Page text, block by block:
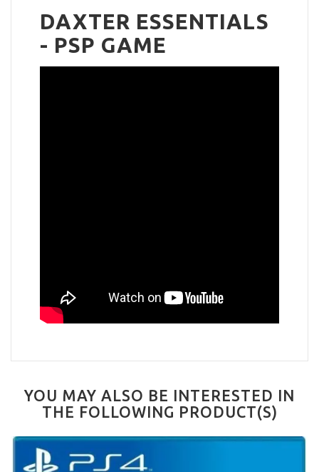
DAXTER ESSENTIALS
- PSP GAME
YOU MAY ALSO BE INTERESTED IN
THE FOLLOWING PRODUCT(S)